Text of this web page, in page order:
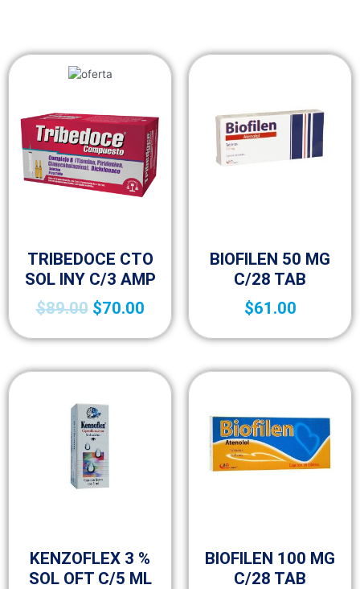
TRIBEDOCE CTO
SOL INY C/3 AMP
$89.00 $70.00
BIOFILEN 50 MG
C/28 TAB
$61.00
KENZOFLEX 3 %
SOL OFT C/5 ML
BIOFILEN 100 MG
C/28 TAB